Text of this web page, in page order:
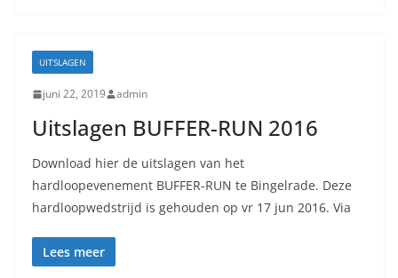
UITSLAGEN
juni 22, 2019 admin
Uitslagen BUFFER-RUN 2016
Download hier de uitslagen van het
hardloopevenement BUFFER-RUN te Bingelrade. Deze
hardloopwedstrijd is gehouden op vr 17 jun 2016. Via
Lees meer